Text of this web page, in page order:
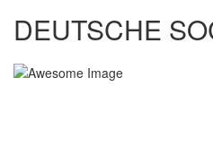
DEUTSCHE